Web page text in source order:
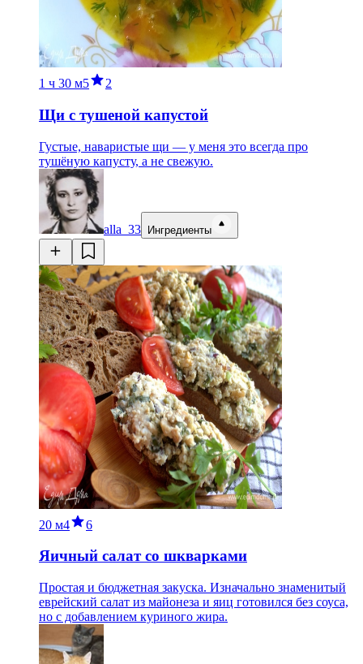
1 ч 30 м5 2
Щи с тушеной капустой
Густые, наваристые щи — у меня это всегда про
тушёную капусту, а не свежую.
alla_33 Ингредиенты
20 м4 6
Яичный салат со шкварками
Простая и бюджетная закуска. Изначально знаменитый
еврейский салат из майонеза и яиц готовился без соуса,
но с добавлением куриного жира.